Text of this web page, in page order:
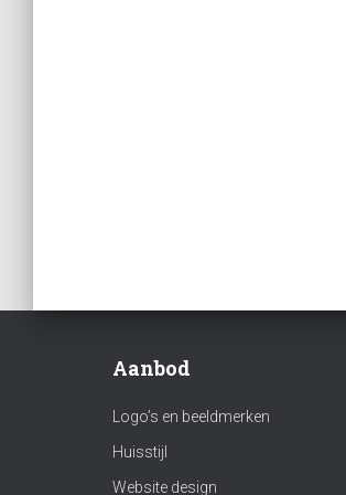
Aanbod
Logo’s en beeldmerken
Huisstijl
Website design